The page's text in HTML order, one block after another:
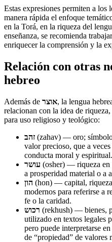
Estas expresiones permiten a los
manera rápida el enfoque
en la Torá, en la riqueza del
enseñanza, se recomienda
enriquecer la comprensión y la
Relación con otras
hebreo
Además de אוצר, la lengua
relacionan con la idea de
para uso religioso y teológico:
זהב (zahav) — oro;
valor precioso, que a
conducta moral y espiritual.
עושר (osher) — riqueza en
a prosperidad material o a
הון (hon) — capital,
modernos para referirse a
fe o la caridad.
רכוש (rekhush) — bienes,
utilizado en textos legales
pero puede interpretarse
de “propiedad” de valores